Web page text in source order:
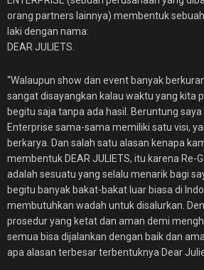
orang partners lainnya) membentuk
laki dengan nama:
DEAR JULIETS.
“Walaupun show dan event banyak
sangat disayangkan kalau waktu yang kita
begitu saja tanpa ada hasil. Beruntung
Enterprise sama-sama memiliki satu visi,
berkarya. Dan salah satu alasan kenapa
membentuk DEAR JULIETS, itu karena Re-
adalah sesuatu yang selalu menarik bagi
begitu banyak bakat-bakat luar biasa di
membutuhkan wadah untuk disalurkan.
prosedur yang ketat dan aman demi
semua bisa dijalankan dengan baik dan
apa alasan terbesar terbentuknya Dear